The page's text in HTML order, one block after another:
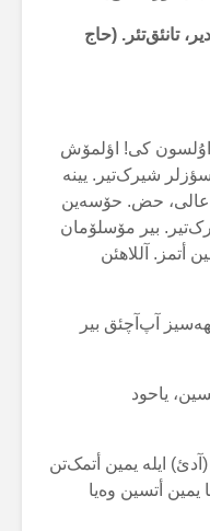
تانئق‌تئر. (حاج
اۇلسون کی! اؤلمۆش
شیرک‌تیر. یینە
عالی، حض. حۆسەین
بیر مۆسلۆمان
أتمز. آللاهئن
آپ‌آچئق بیر
یاحود
ایلە یمین أتمک‌تن
یمین أتسین وەیا